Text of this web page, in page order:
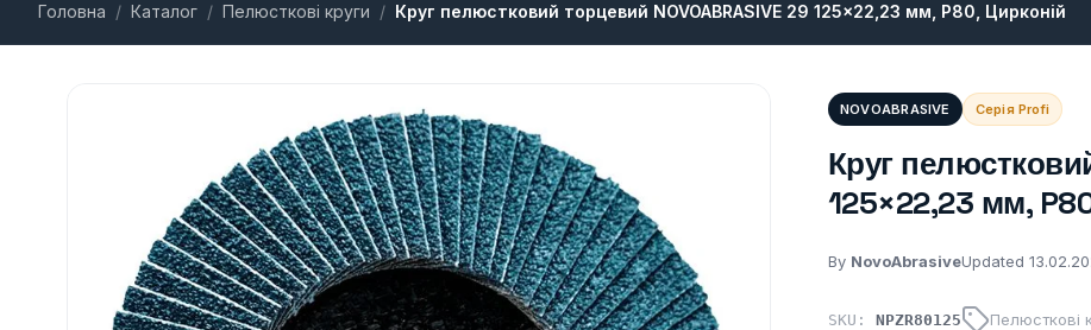
Головна / Каталог / Пелюсткові круги / Круг пелюстковий торцевий NOVOABRASIVE 29 125×22,23 мм, P80, Цирконій
NOVOABRASIVE Серія Profi
Круг
125×22,23 мм,
By NovoAbrasiveUpdated
SKU: NPZR80125 Пелюсткові